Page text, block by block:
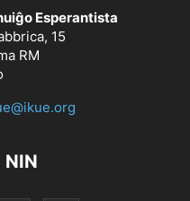
Esperantista
15
RM
NIN